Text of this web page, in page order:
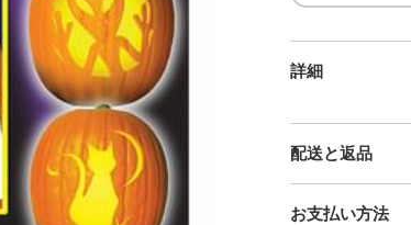
詳細
配送と返品
お支払い方法